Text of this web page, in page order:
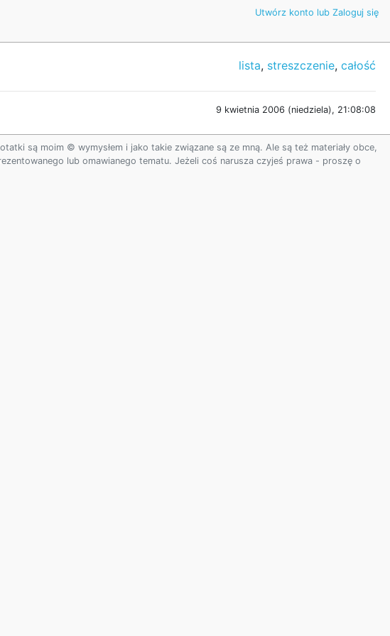
Utwórz konto lub Zaloguj się
lista, streszczenie, całość
9 kwietnia 2006 (niedziela), 21:08:08
są moim © wymysłem i jako takie związane są ze mną. Ale są też materiały obce,
lub omawianego tematu. Jeżeli coś narusza czyjeś prawa - proszę o